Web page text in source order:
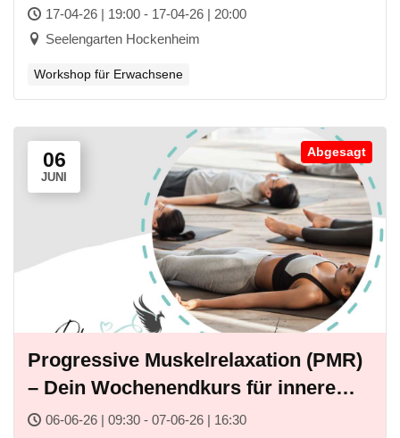
17-04-26 | 19:00 - 17-04-26 | 20:00
Seelengarten Hockenheim
Workshop für Erwachsene
Abgesagt
06
JUNI
Progressive Muskelrelaxation (PMR)
– Dein Wochenendkurs für innere
Ruhe, Körperwahrnehmung &
06-06-26 | 09:30 - 07-06-26 | 16:30